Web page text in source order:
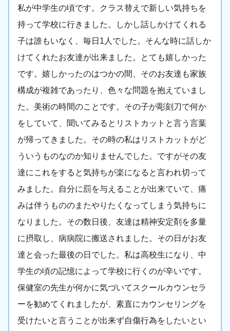
私が中学生の頃です。クラス替えで新しい気持ちを
持って学校に行きました。しかし話しかけてくれる
子は誰もいなく、毎日1人でした。そんな時に話しか
けてくれたお友達が出来ました。とても嬉しかった
です。嬉しかったのはつかの間、そのお友達も家族
構成が複雑であったり、色々な問題を抱えていまし
た。美術の時間のことです。その子が彫刻刀で何か
をしていて、聞いてみるとリストカットと言う言葉
が帰ってきました。その時の私はリストカットがど
ういうものなのか知りませんでした。ですがその友
達にこれをすると気持ちが楽になると言われ切って
みました。自分に罰を与えることが出来ていて、痛
みは伴うもののまたやりたくなってしまう気持ちに
なりました。その数日後、友達は精神安定剤を多量
に摂取し、病病院に搬送されました。その日がお友
達と会った最後の日でした。私は高校生になり、中
学生の頃の記憶によって学校に行くのが辛いです。
保健室の先生が何かに気づいてスクールカウンセラ
ーを勧めてくれましたが、素直にカウンセリングを
受けたいと言うことが出来ず自傷行為をしたいとい